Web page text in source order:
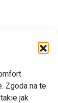
Zgoda na te
jak